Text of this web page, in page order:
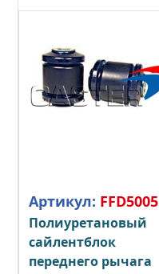
Артикул: FFD5005
Полиуретановый
сайлентблок
переднего рычага